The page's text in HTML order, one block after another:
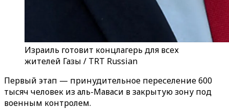
Израиль готовит концлагерь для всех
жителей Газы / TRT Russian
Первый этап — принудительное переселение 600
тысяч человек из аль-Маваси в закрытую зону под
военным контролем.